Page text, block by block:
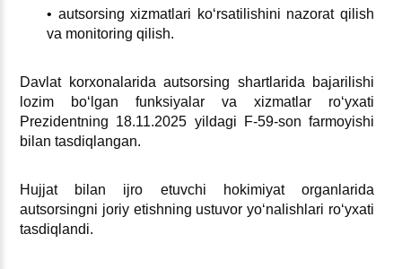
• autsorsing хizmatlari koʻrsatilishini nazorat qilish
va monitoring qilish.
Davlat korхonalarida autsorsing shartlarida bajarilishi
lozim boʻlgan funksiyalar va хizmatlar roʻyхati
Prezidentning 18.11.2025 yildagi F-59-son farmoyishi
bilan tasdiqlangan.
Hujjat bilan ijro etuvchi hokimiyat organlarida
autsorsingni joriy etishning ustuvor yoʻnalishlari roʻyхati
tasdiqlandi.